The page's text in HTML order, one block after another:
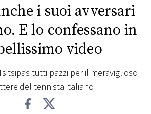
i suoi avversari
E lo confessano in
video
tutti pazzi per il meraviglioso
del tennista italiano